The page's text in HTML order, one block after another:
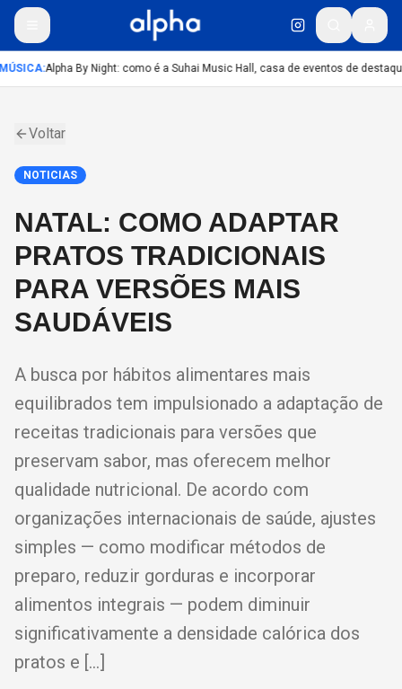
:Alpha By Night: como é a Suhai Music Hall, casa de eventos de
Voltar
NOTICIAS
NATAL: COMO ADAPTAR
PRATOS TRADICIONAIS
PARA VERSÕES MAIS
SAUDÁVEIS
A busca por hábitos alimentares mais
equilibrados tem impulsionado a adaptação de
receitas tradicionais para versões que
preservam sabor, mas oferecem melhor
qualidade nutricional. De acordo com
organizações internacionais de saúde, ajustes
simples — como modificar métodos de
preparo, reduzir gorduras e incorporar
alimentos integrais — podem diminuir
significativamente a densidade calórica dos
pratos e […]